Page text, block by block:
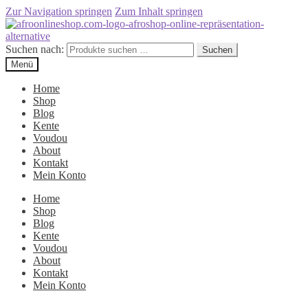
Zur Navigation springen Zum Inhalt springen
Suchen nach:
Suchen
Menü
Home
Shop
Blog
Kente
Voudou
About
Kontakt
Mein Konto
Home
Shop
Blog
Kente
Voudou
About
Kontakt
Mein Konto